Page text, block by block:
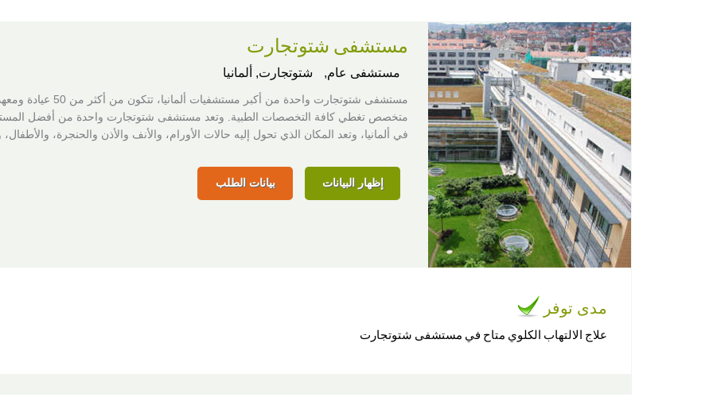
مستشفى شتوتجارت
مستشفى عام, شتوتجارت, ألمانيا
مستشفى شتوتجارت واحدة من أكبر مستشفيات ألمانيا، تتكون من أكثر من 50
متخصص تغطي كافة التخصصات الطبية. وتعد مستشفى شتوتجارت واحدة من أفضل
في ألمانيا، وتعد المكان الذي تحول إليه حالات الأورام، والأنف والأذن والحنجرة، والأطفال،
إظهار البيانات بيانات الطلب
مدى توفر
علاج الالتهاب الكلوي متاح في مستشفى شتوتجارت